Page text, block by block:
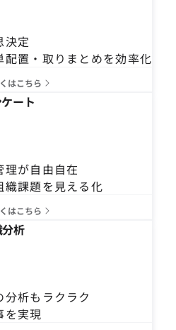
決定
置・取りまとめを効率化
はこちら
ート
理が自由自在
織課題を見える化
はこちら
析
析もラクラク
を実現